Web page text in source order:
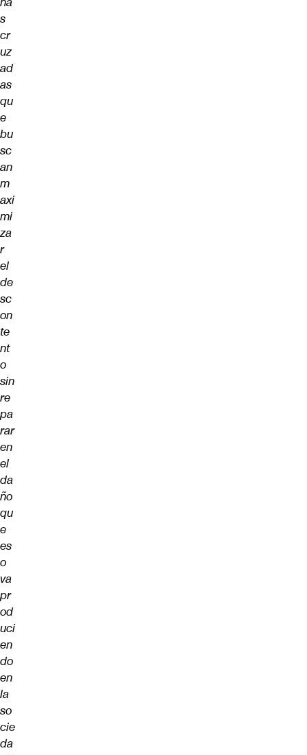
s
cr
uz
ad
as
qu
e
bu
sc
an
m
axi
mi
za
r
el
de
sc
on
te
nt
o
sin
re
pa
rar
en
el
da
ño
qu
e
es
o
va
pr
od
uci
en
do
en
la
so
cie
da